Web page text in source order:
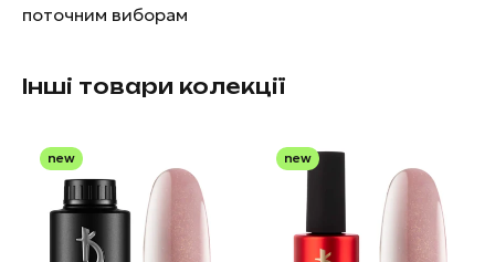
поточним виборам
Інші товари колекції
new new